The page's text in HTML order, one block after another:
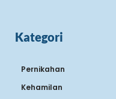
Kategori
Pernikahan
Kehamilan